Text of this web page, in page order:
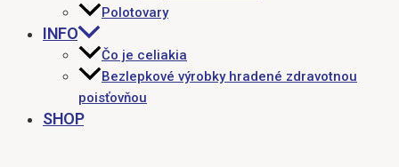
Polotovary
INFO
Čo je celiakia
Bezlepkové výrobky hradené zdravotnou
poisťovňou
SHOP